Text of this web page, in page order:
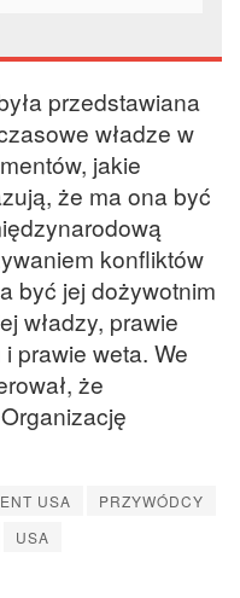
przedstawiana
władze w
jakie
że ma ona być
konfliktów
być jej dożywotnim
władzy, prawie
prawie weta. We
że
USA
PRZYWÓDCY
USA